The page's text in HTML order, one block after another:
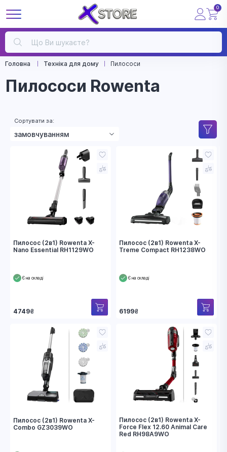
0
Головна Техніка для дому Пилососи
Пилососи Rowenta
Сортувати за:
замовчуванням
зростанням ціни
зменшенням ціни
рейтингом
Пилосос (2в1) Rowenta X-
Nano Essential RH1129WO
Є на складі
4749₴
Пилосос (2в1) Rowenta X-
Treme Compact RH1238WO
Є на складі
6199₴
Пилосос (2в1) Rowenta X-
Combo GZ3039WO
Пилосос (2в1) Rowenta X-
Force Flex 12.60 Animal Care
Red RH98A9WO